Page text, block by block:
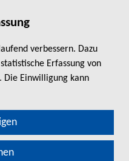
verbessern. Dazu
Erfassung von
Die Einwilligung kann